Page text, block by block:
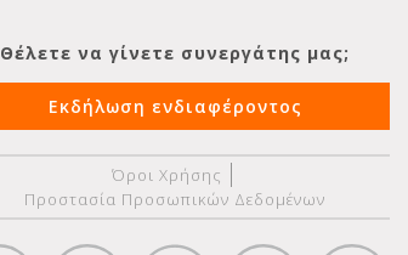
Θέλετε να γίνετε συνεργάτης μας;
Εκδήλωση ενδιαφέροντος
Όροι Χρήσης
Προστασία Προσωπικών Δεδομένων